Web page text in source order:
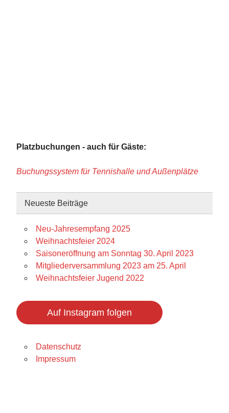
Platzbuchungen - auch für Gäste:
Buchungssystem für Tennishalle und Außenplätze
Neueste Beiträge
Neu-Jahresempfang 2025
Weihnachtsfeier 2024
Saisoneröffnung am Sonntag 30. April 2023
Mitgliederversammlung 2023 am 25. April
Weihnachtsfeier Jugend 2022
Auf Instagram folgen
Datenschutz
Impressum